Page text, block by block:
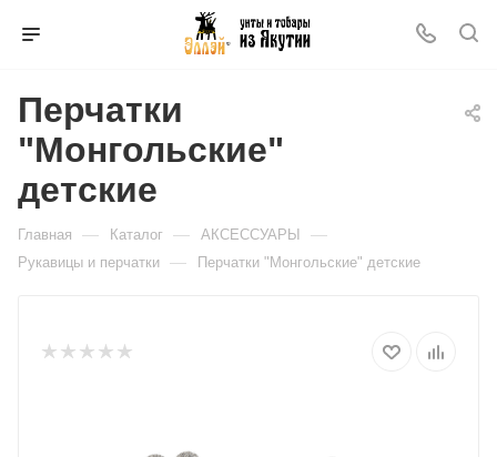
Перчатки
"Монгольские"
детские
Главная — Каталог — АКСЕССУАРЫ —
Рукавицы и перчатки — Перчатки "Монгольские" детские